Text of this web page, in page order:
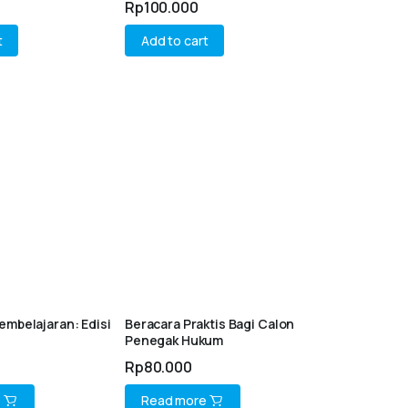
Rp100.000
Add to cart
Edisi
Beracara Praktis Bagi Calon
Penegak Hukum
Rp80.000
Read more